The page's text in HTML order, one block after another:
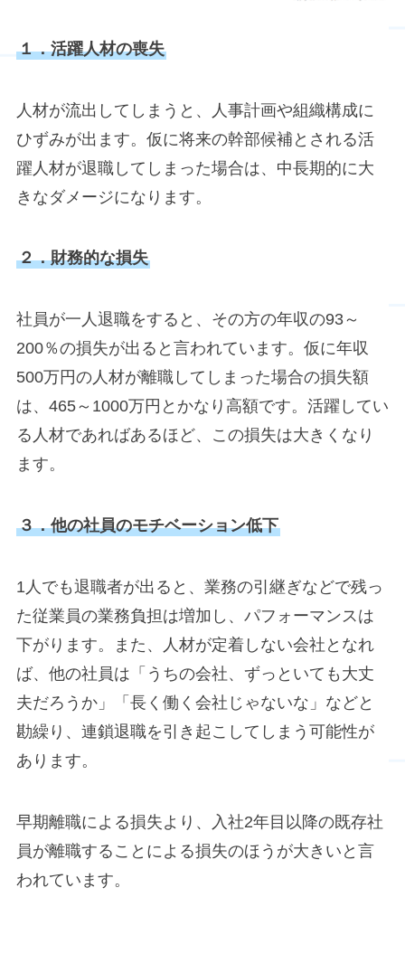
１．活躍人材の喪失
人材が流出してしまうと、人事計画や組織構成に
ひずみが出ます。仮に将来の幹部候補とされる活
躍人材が退職してしまった場合は、中長期的に大
きなダメージになります。
２．財務的な損失
社員が一人退職をすると、その方の年収の93～
200％の損失が出ると言われています。仮に年収
500万円の人材が離職してしまった場合の損失額
は、465～1000万円とかなり高額です。活躍してい
る人材であればあるほど、この損失は大きくなり
ます。
３．他の社員のモチベーション低下
1人でも退職者が出ると、業務の引継ぎなどで残っ
た従業員の業務負担は増加し、パフォーマンスは
下がります。また、人材が定着しない会社となれ
ば、他の社員は「うちの会社、ずっといても大丈
夫だろうか」「長く働く会社じゃないな」などと
勘繰り、連鎖退職を引き起こしてしまう可能性が
あります。
早期離職による損失より、入社2年目以降の既存社
員が離職することによる損失のほうが大きいと言
われています。